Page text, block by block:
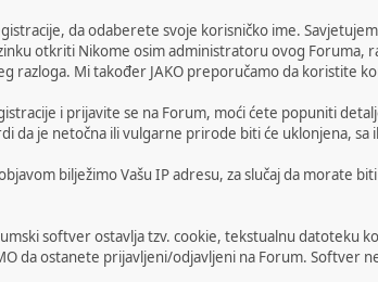
da odaberete svoje korisničko ime.
otkriti Nikome osim administratoru ovog Foruma,
razloga. Mi također JAKO preporučamo da koristite
i prijavite se na Forum, moći ćete popuniti
da je netočna ili vulgarne prirode biti će uklonjena,
bilježimo Vašu IP adresu, za slučaj da morate
softver ostavlja tzv. cookie, tekstualnu datoteku
da ostanete prijavljeni/odjavljeni na Forum. Softver